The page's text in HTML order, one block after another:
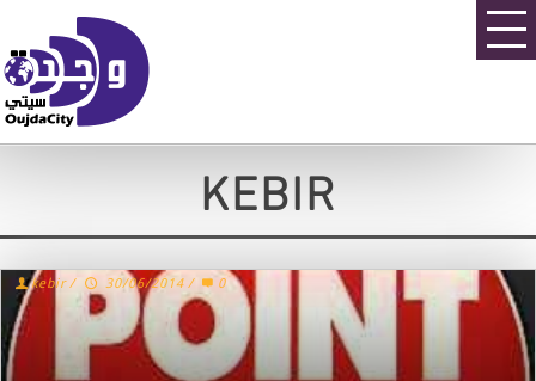
KEBIR
kebir / 30/06/2014 / 0